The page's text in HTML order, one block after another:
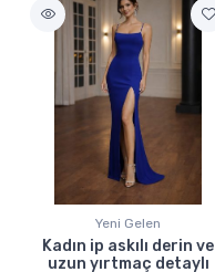
Yeni Gelen
Kadın ip askılı derin ve
uzun yırtmaç detaylı